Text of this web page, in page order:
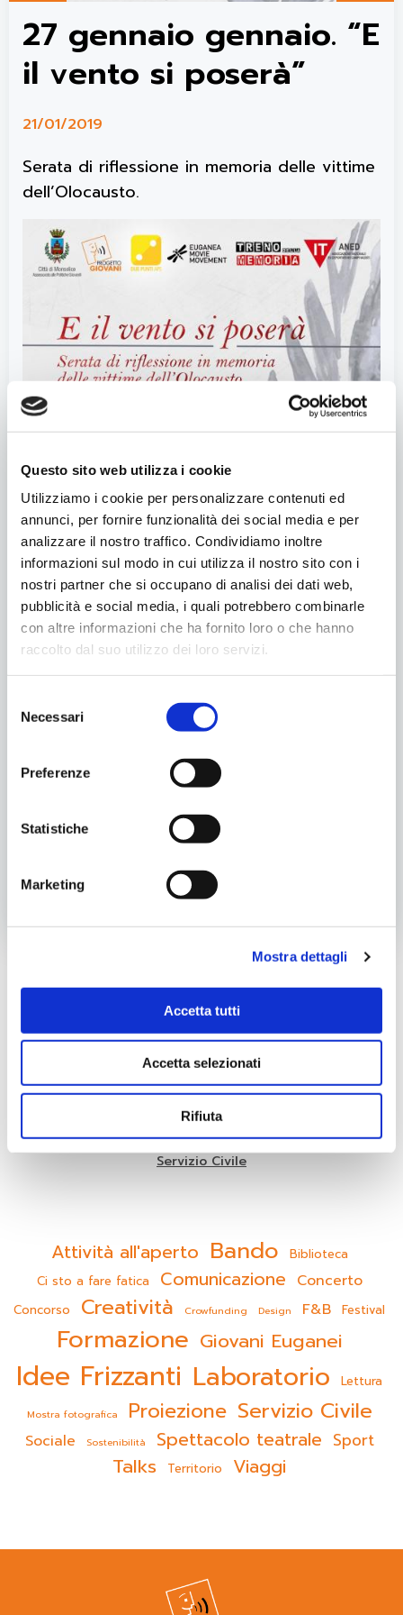
Questo sito web utilizza i cookie
Utilizziamo i cookie per personalizzare contenuti ed
annunci, per fornire funzionalità dei social media e per
analizzare il nostro traffico. Condividiamo inoltre
informazioni sul modo in cui utilizza il nostro sito con i
nostri partner che si occupano di analisi dei dati web,
pubblicità e social media, i quali potrebbero combinarle
con altre informazioni che ha fornito loro o che hanno
raccolto dal suo utilizzo dei loro servizi.
delNecessari
Preferenze
Statistiche
Marketing
Mostra dettagli
Accetta tutti
Accetta selezionati
Rifiuta
27 gennaio gennaio. “E
il vento si poserà”
21/01/2019
Serata di riflessione in memoria delle vittime
dell’Olocausto.
Condividilo
Categoria:
Progetti Locali
Post Post
Categorie
Piano Giovani
Progetti Locali
Senza categoria
Servizio Civile
Attività all'aperto Bando
Biblioteca
Ci sto a fare fatica
Comunicazione Concerto
Concorso Creatività Crowfunding Design F&B Festival
Formazione Giovani Euganei
Idee Frizzanti Laboratorio Lettura
Mostra fotografica Proiezione Servizio Civile
Sociale Sostenibilità Spettacolo teatrale Sport
Talks Territorio Viaggi